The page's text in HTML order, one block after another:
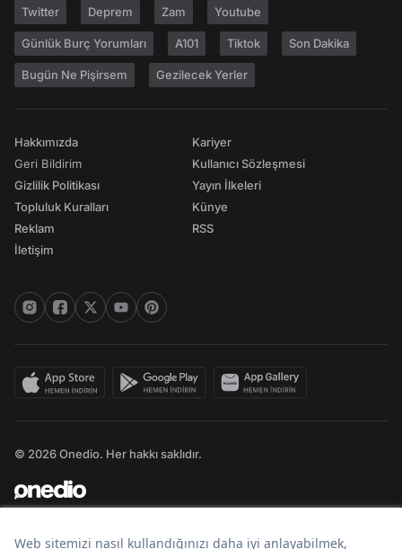
Twitter Deprem Zam Youtube
Günlük Burç Yorumları A101 Tiktok Son Dakika
Bugün Ne Pişirsem Gezilecek Yerler
Hakkımızda
Geri Bildirim
Gizlilik Politikası
Topluluk Kuralları
Reklam
İletişim
Kariyer
Kullanıcı Sözleşmesi
Yayın İlkeleri
Künye
RSS
© 2026 Onedio. Her hakkı saklıdır.